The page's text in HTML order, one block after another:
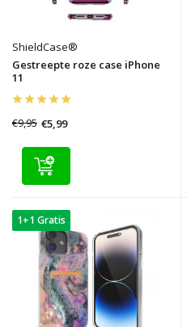
ShieldCase®
Gestreepte roze case iPhone
11
€9,95 €5,99
1+1 Gratis